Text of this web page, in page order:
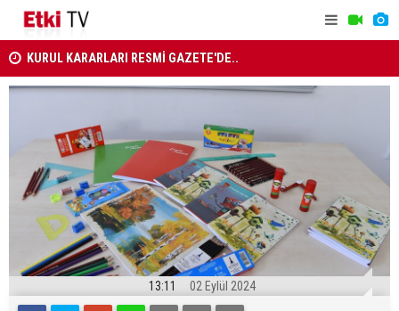
KURUL KARARLARI RESMİ GAZETE'DE..
ANAYASA MAHKEMESİ KARARLARI R. GAZETE'DE
13:11 02 Eylül 2024